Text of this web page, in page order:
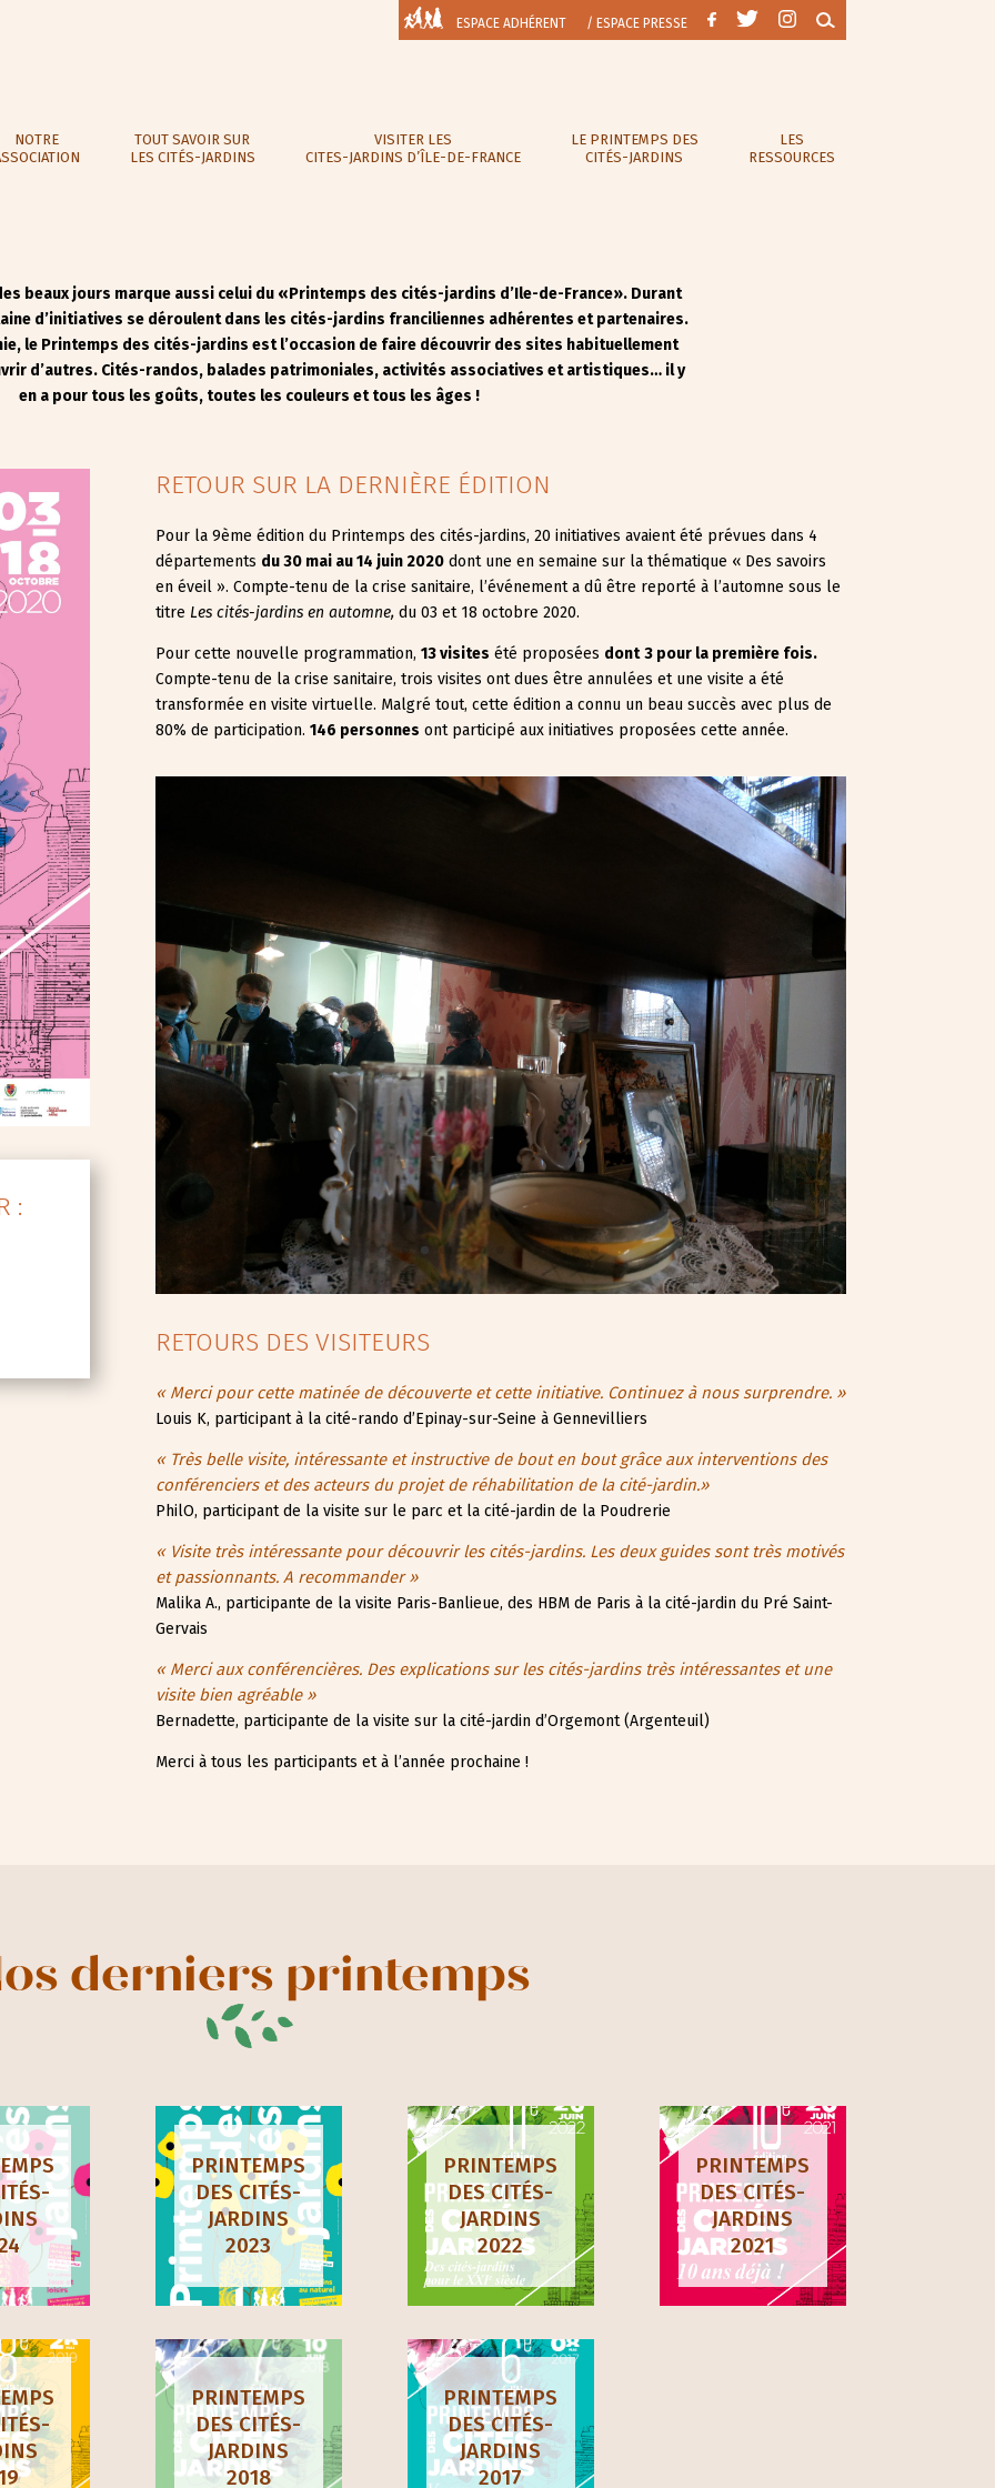
ESPACE ADHÉRENT / ESPACE PRESSE
NOTRE
TOUT SAVOIR SUR
LES CITÉS-JARDINS
VISITER LES
CITES-JARDINS D’ÎLE-DE-FRANCE
LE PRINTEMPS DES
CITÉS-JARDINS
LES
RESSOURCES
beaux jours marque aussi celui du «Printemps des cités-jardins d’Ile-de-France». Durant
d’initiatives se déroulent dans les cités-jardins franciliennes adhérentes et partenaires.
le Printemps des cités-jardins est l’occasion de faire découvrir des sites habituellement
d’autres. Cités-randos, balades patrimoniales, activités associatives et artistiques… il y
en a pour tous les goûts, toutes les couleurs et tous les âges !
:
RETOUR SUR LA DERNIÈRE ÉDITION
Pour la 9ème édition du Printemps des cités-jardins, 20 initiatives avaient été prévues dans 4
départements du 30 mai au 14 juin 2020 dont une en semaine sur la thématique « Des savoirs
en éveil ». Compte-tenu de la crise sanitaire, l’événement a dû être reporté à l’automne sous le
titre Les cités-jardins en automne,du 03 et 18 octobre 2020.
Pour cette nouvelle programmation,13 visites été proposées dont 3 pour la première fois.
Compte-tenu de la crise sanitaire, trois visites ont dues être annulées et une visite a été
transformée en visite virtuelle. Malgré tout, cette édition a connu un beau succès avec plus de
80% de participation.146 personnes ont participé aux initiatives proposées cette année.
RETOURS DES VISITEURS
« Merci pour cette matinée de découverte et cette initiative. Continuez à nous surprendre. »
Louis K, participant à la cité-rando d’Epinay-sur-Seine à Gennevilliers
« Très belle visite, intéressante et instructive de bout en bout grâce aux interventions des
conférenciers et des acteurs du projet de réhabilitation de la cité-jardin.»
PhilO, participant de la visite sur le parc et la cité-jardin de la Poudrerie
« Visite très intéressante pour découvrir les cités-jardins. Les deux guides sont très motivés
et passionnants. A recommander »
Malika A., participante de la visite Paris-Banlieue, des HBM de Paris à la cité-jardin du Pré Saint-
Gervais
« Merci aux conférencières. Des explications sur les cités-jardins très intéressantes et une
visite bien agréable »
Bernadette, participante de la visite sur la cité-jardin d’Orgemont (Argenteuil)
Merci à tous les participants et à l’année prochaine !
derniers printemps
PRINTEMPS
DES CITÉS-
JARDINS
2023
PRINTEMPS
DES CITÉS-
JARDINS
2018
PRINTEMPS
DES CITÉS-
JARDINS
2022
PRINTEMPS
DES CITÉS-
JARDINS
2017
PRINTEMPS
DES CITÉS-
JARDINS
2021